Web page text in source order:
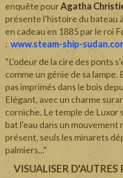
enquête pourAgatha
présente l'histoire du bateau
en cadeau en 1885 par le roi
: www.steam-ship-
"L'odeur de la cire des ponts
comme un génie de sa
pas imprimés dans le bois
Elégant, avec un charme
corniche. Le temple de Luxor
bat l'eau dans un mouvement
présent, seuls les minarets
palmiers..."
VISUALISER D'AUTRES